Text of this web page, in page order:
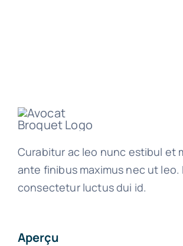
Curabitur ac leo nunc estibul et
ante finibus maximus nec ut
consectetur luctus dui id.
Aperçu